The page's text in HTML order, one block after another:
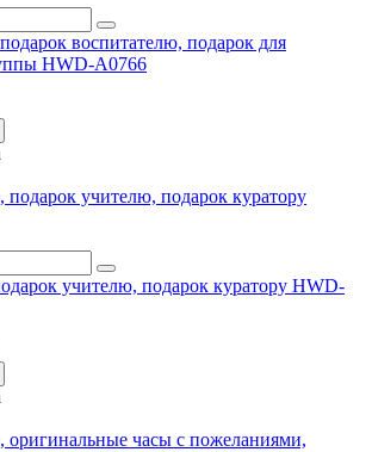
воспитателю, подарок для
HWD-A0766
учителю, подарок куратору HWD-